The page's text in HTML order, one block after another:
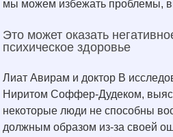
мы можем избежать проблемы,
Это может оказать
психическое здоровье
Лиат Авирам и доктор В
Ниритом Соффер-Дудеком,
некоторые люди не способны
должным образом из-за своей